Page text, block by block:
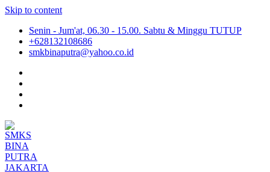
Skip to content
Senin - Jum'at, 06.30 - 15.00. Sabtu & Minggu TUTUP
+628132108686
smkbinaputra@yahoo.co.id